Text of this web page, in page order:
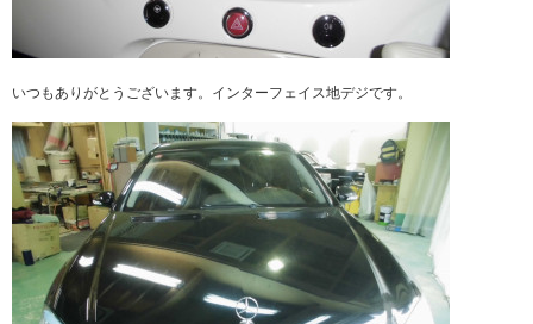
いつもありがとうございます。インターフェイス地デジです。